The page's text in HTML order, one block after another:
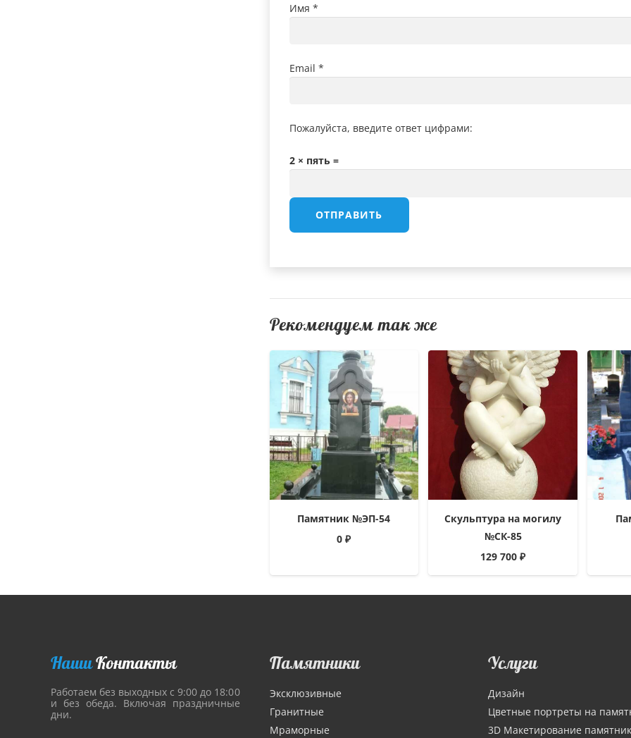
Имя *
Email *
Пожалуйста, введите ответ цифрами:
2 × пять =
Рекомендуем так же
Памятник №ЭП-54
0₽
Скульптура на могилу
№СК-85
129 700₽
НашиКонтакты
Работаем без выходных с 9:00 до 18:00
и без обеда. Включая праздничные
дни.
Памятники
Эксклюзивные
Гранитные
Мраморные
Услуги
Дизайн
Цветные портреты на
3D Макетирование